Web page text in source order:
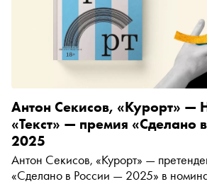
Антон Секисов, «Курорт» —
«Текст» — премия «Сделано
2025
Антон Секисов, «Курорт» —
«Сделано в России — 2025» в